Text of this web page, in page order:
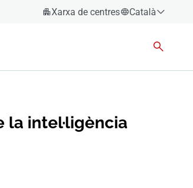
Xarxa de centres
Català
la intel·ligència